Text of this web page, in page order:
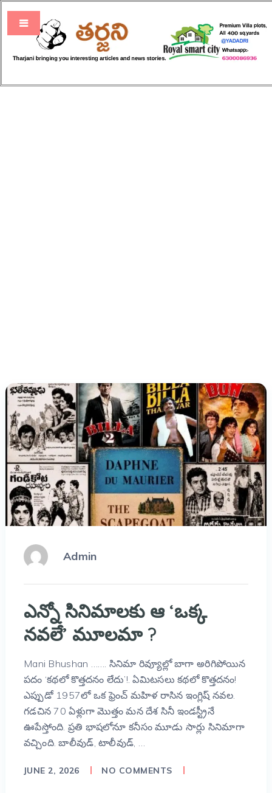
Admin
ఎన్నో సినిమాలకు ఆ ‘ఒక్క
నవలే’ మూలమా ?
Mani Bhushan ……. సినిమా రివ్యూల్లో బాగా అరిగిపోయిన
పదం ‘కథలో కొత్తదనం లేదు’!. ఏమిటసలు కథలో కొత్తదనం!
ఎప్పుడో 1957లో ఒక ఫ్రెంచ్ మహిళ రాసిన ఇంగ్లిష్ నవల.
గడచిన 70 ఏళ్లుగా మొత్తం మన దేశ సినీ ఇండస్ట్రీనే
ఊపేస్తోంది. ప్రతి భాషలోనూ కనీసం మూడు సార్లు సినిమాగా
వచ్చింది. బాలీవుడ్, టాలీవుడ్, …
JUNE 2, 2026 NO COMMENTS